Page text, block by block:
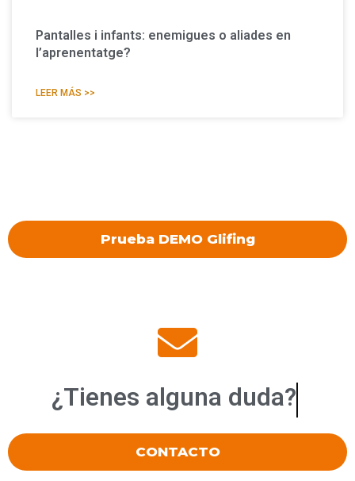
Pantalles i infants: enemigues o aliades en
l’aprenentatge?
LEER MÁS >>
Prueba DEMO Glifing
¿Tienes alguna duda?
CONTACTO